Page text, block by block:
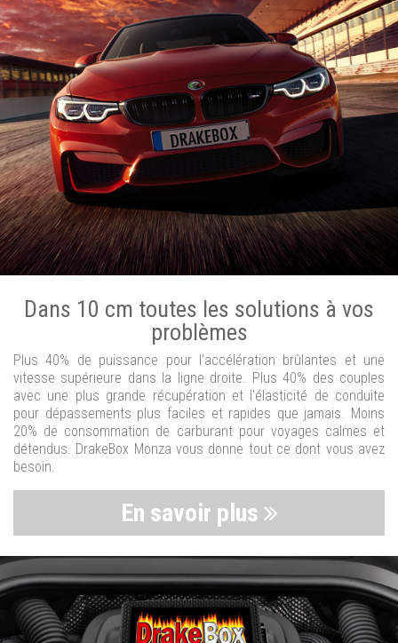
Dans 10 cm toutes les solutions à vos
problèmes
Plus 40% de puissance pour l'accélération brûlantes et une
vitesse supérieure dans la ligne droite. Plus 40% des couples
avec une plus grande récupération et l'élasticité de conduite
pour dépassements plus faciles et rapides que jamais. Moins
20% de consommation de carburant pour voyages calmes et
détendus. DrakeBox Monza vous donne tout ce dont vous avez
besoin.
En savoir plus